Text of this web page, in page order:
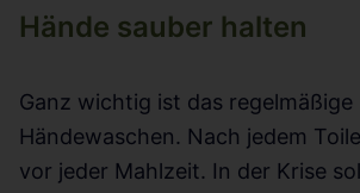
Hände sauber halten
Ganz wichtig ist das regelmäßige
Händewaschen. Nach jedem
vor jeder Mahlzeit. In der Krise